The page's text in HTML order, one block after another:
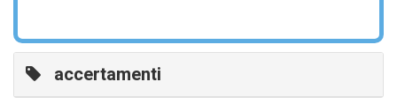
accertamenti